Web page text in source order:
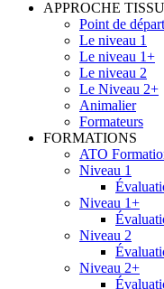
APPROCHE
Point de départ
Le niveau 1
Le niveau 1+
Le niveau 2
Le Niveau 2+
Animalier
Formateurs
FORMATIONS
ATO
Niveau 1
Niveau 1+
Niveau 2
Niveau 2+